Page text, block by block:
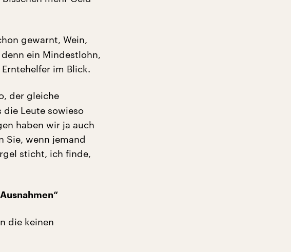
gewarnt, Wein,
ein Mindestlohn,
im Blick.
der gleiche
die Leute sowieso
haben wir ja auch
Sie, wenn jemand
sticht, ich finde,
die keinen